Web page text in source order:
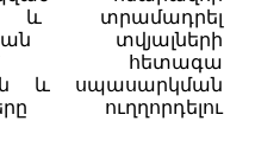
և տրամադրել
​​տվյալների
հետագա
և սպասարկման
ուղղորդելու